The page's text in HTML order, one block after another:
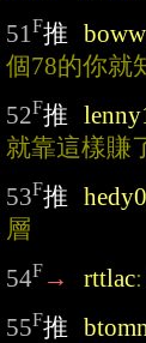
51F推
個78的你就
52F推
就靠這樣賺
53F推
層
54F → rttlac
55F推